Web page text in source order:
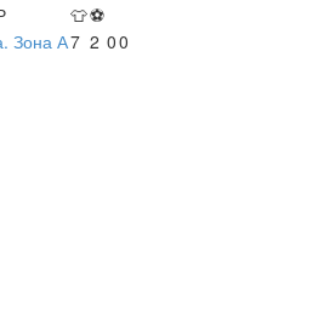
👕⚽
Зона А7 2 00